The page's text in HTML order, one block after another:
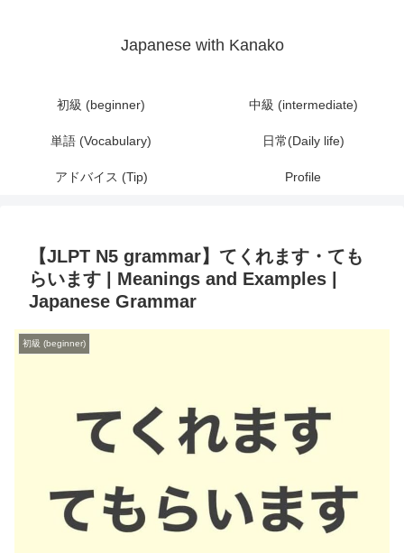
Japanese with Kanako
初級 (beginner) 中級 (intermediate)
単語 (Vocabulary) 日常(Daily life)
アドバイス (Tip) Profile
【JLPT N5 grammar】てくれます・ても
らいます | Meanings and Examples |
Japanese Grammar
初級 (beginner)